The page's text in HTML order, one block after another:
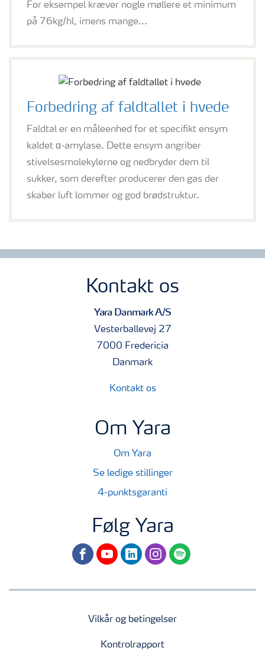
For eksempel kræver nogle møllere et minimum
på 76kg/hl, imens mange...
Forbedring af faldtallet i hvede
Faldtal er en måleenhed for et specifikt ensym
kaldet α-amylase. Dette ensym angriber
stivelsesmolekylerne og nedbryder dem til
sukker, som derefter producerer den gas der
skaber luft lommer og god brødstruktur.
Kontakt os
Yara Danmark A/S
Vesterballevej 27
7000 Fredericia
Danmark
Kontakt os
Om Yara
Om Yara
Se ledige stillinger
4-punktsgaranti
Følg Yara
facebookyoutubelinkedininstagram
spotify
Vilkår og betingelser
Kontrolrapport